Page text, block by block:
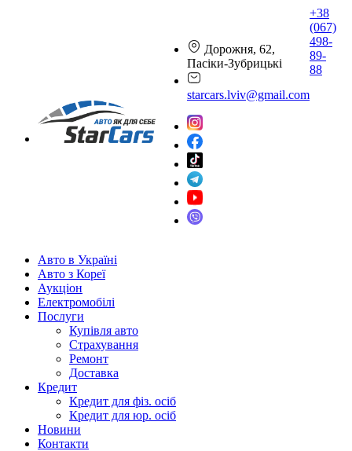
Дорожня, 62,
Пасіки-Зубрицькі
starcars.lviv@gmail.com
+38
(067)
498-
89-
88
Авто в Україні
Авто з Кореї
Аукціон
Електромобілі
Послуги
Купівля авто
Страхування
Ремонт
Доставка
Кредит
Кредит для фіз. осіб
Кредит для юр. осіб
Новини
Контакти